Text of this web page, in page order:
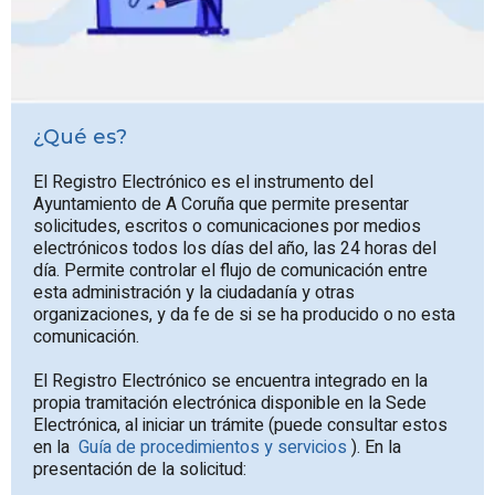
¿Qué es?
El Registro Electrónico es el instrumento del
Ayuntamiento de A Coruña que permite presentar
solicitudes, escritos o comunicaciones por medios
electrónicos todos los días del año, las 24 horas del
día. Permite controlar el flujo de comunicación entre
esta administración y la ciudadanía y otras
organizaciones, y da fe de si se ha producido o no esta
comunicación.
El Registro Electrónico se encuentra integrado en la
propia tramitación electrónica disponible en la Sede
Electrónica, al iniciar un trámite (puede consultar estos
en la Guía de procedimientos y servicios ). En la
presentación de la solicitud: